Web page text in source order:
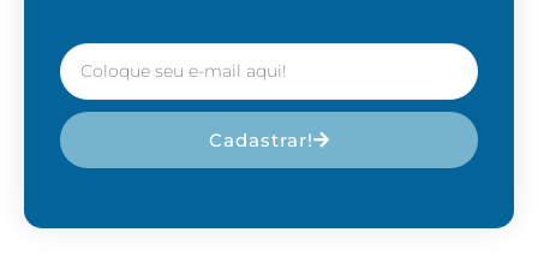
Cadastrar!